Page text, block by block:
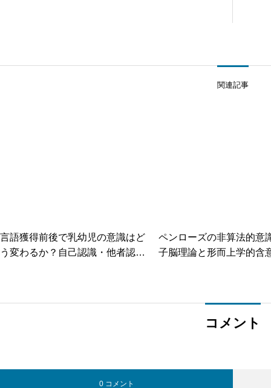
関連記事
言語獲得前後で乳幼児の意識はど
う変わるか？自己認識・他者認
ペンローズの非算法的意
子脳理論と形而上学的含
コメント
0 コメント